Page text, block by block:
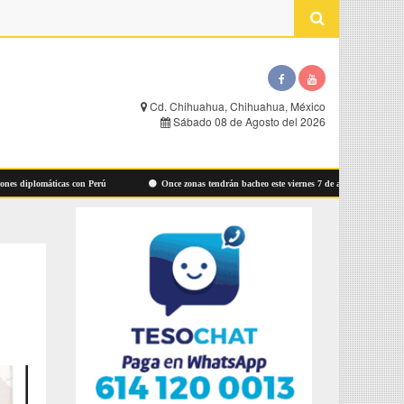
Cd. Chihuahua, Chihuahua, México
Sábado 08 de Agosto del 2026
con Perú Once zonas tendrán bacheo este viernes 7 de agosto: Municipio